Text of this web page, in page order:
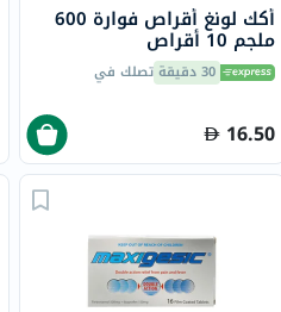
أكك لونغ أقراص فوارة 600
ملجم 10 أقراص
30 دقيقة تصلك في
16.50